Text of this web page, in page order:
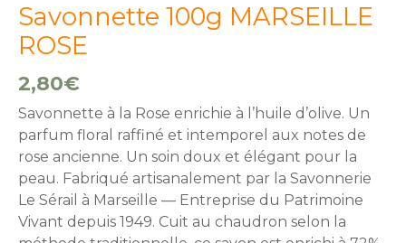
Savonnette 100g MARSEILLE
ROSE
2,80€
Savonnette à la Rose enrichie à l’huile d’olive. Un
parfum floral raffiné et intemporel aux notes de
rose ancienne. Un soin doux et élégant pour la
peau. Fabriqué artisanalement par la Savonnerie
Le Sérail à Marseille — Entreprise du Patrimoine
Vivant depuis 1949. Cuit au chaudron selon la